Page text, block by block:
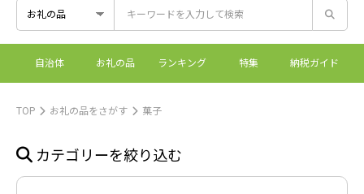
自治体 お礼の品 ランキング 特集 納税ガイド
TOP
お礼の品をさがす 菓子
カテゴリーを絞り込む